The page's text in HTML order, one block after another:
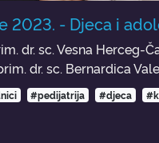
2023. - Djeca i
dr. sc. Vesna Herceg-
dr. sc. Bernardica
#pedijatrija #djeca